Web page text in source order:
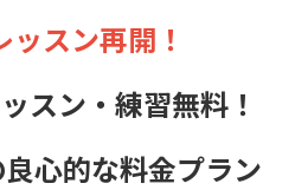
ッスン再開！
スン・練習無料！
心的な料金プラン